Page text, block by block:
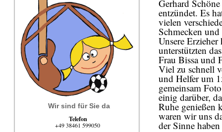
Wir sind für Sie da
Telefon
+49 38461 599050
Gerhard
entzündet. Es
vielen
Schmecken
Unsere
unterstützten
Frau Bissa und
Viel zu schnell
und Helfer um
gemeinsam
einig darüber,
Ruhe genießen
waren wir uns
der Sinne